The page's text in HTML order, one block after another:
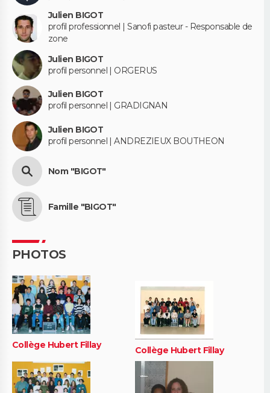
Julien BIGOT
profil professionnel | Sanofi pasteur - Responsable de
zone
Julien BIGOT
profil personnel | ORGERUS
Julien BIGOT
profil personnel | GRADIGNAN
Julien BIGOT
profil personnel | ANDREZIEUX BOUTHEON
Nom "BIGOT"
Famille "BIGOT"
PHOTOS
Collège Hubert Fillay Collège Hubert Fillay